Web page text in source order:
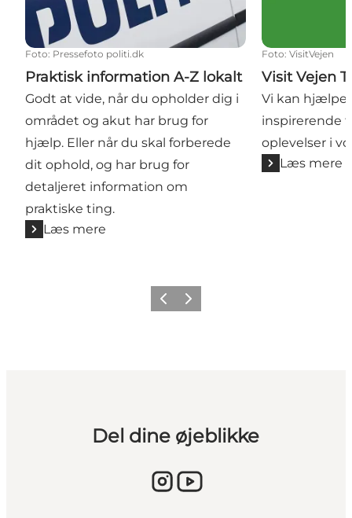
Foto: Pressefoto politi.dk
Praktisk information A-Z lokalt
Godt at vide, når du opholder dig i
området og akut har brug for
hjælp. Eller når du skal forberede
dit ophold, og har brug for
detaljeret information om
praktiske ting.
Læs mere
Foto: VisitVejen
Visit Vejen
Vi kan hjælpe
inspirerende
oplevelser i
Læs mere
Forrige billede
Næste billede
Del dine øjeblikke